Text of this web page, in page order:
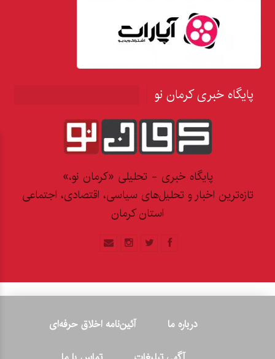
پایگاه خبری کرمان نو
پایگاه خبری - تحلیلی «کرمان نو،»
تازه‌ترین اخبار و تحلیل‌های سیاسی، اقتصادی، اجتماعی
استان کرمان
درباره ما
آئین‌نامه اخلاق حرفه‌ای